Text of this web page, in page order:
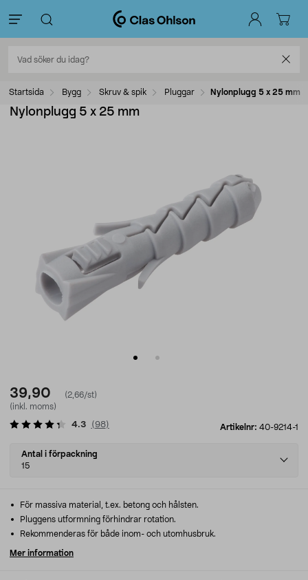
Startsida Bygg Skruv & spik Pluggar Nylonplugg 5 x 25 mm
Nylonplugg 5 x 25 mm
39,90
(2,66/st)
(inkl. moms)
Artikelnr: 40-9214-1
4.3 (98)
Select
variant
Antal i förpackning
15
För massiva material, t.ex. betong och hålsten.
Pluggens utformning förhindrar rotation.
Rekommenderas för både inom- och utomhusbruk.
Mer information